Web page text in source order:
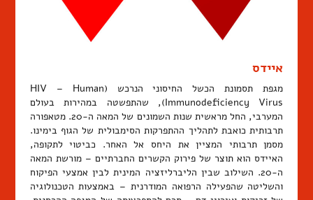
איידס
מגפת תסמונת הכשל החיסוני הנרכש (HIV – Human
Immunodeficiency Virus), שהתפשטה במהירות בעולם
המערבי, החל מראשית שנות השמונים של המאה ה-20. מטאפורה
תרבותית כואבת לתהליך ההתפרקות הסימבולית של הגוף בימינו.
מסמן תרבותי המציין את היחס אל האחר. כביטוי לתקופה,
האיידס הוא תוצר של פירוק הקשרים החברתיים – מורשת המאה
ה-20. השילוב שבין הליברליזציה המינית לבין אמצעי הפיקוח
והשליטה שהפעילה הרפואה המודרנית – באמצעות הטכנולוגיה